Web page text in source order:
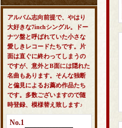
アルバム志向前提で、やはり
大好きな7inchシングル。ドー
ナツ盤と呼ばれていた小さな
愛しきレコードたちです。片
面は直ぐに終わってしまうの
ですが、意外とB面には隠れた
名曲もあります。そんな独断
と偏見によるお薦め作品たち
です。多数ございますので随
時登録、模様替え致します♪
No.1